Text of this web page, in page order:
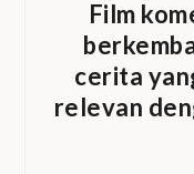
Film
cerita
relevan